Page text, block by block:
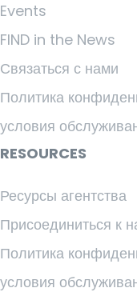
Events
FIND in the News
Связаться с нами
Политика
условия
RESOURCES
Ресурсы агентства
Присоединиться к
Политика
условия